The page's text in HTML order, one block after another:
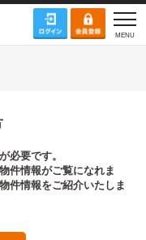
が必要です。
件情報がご覧になれま
件情報をご紹介いたしま